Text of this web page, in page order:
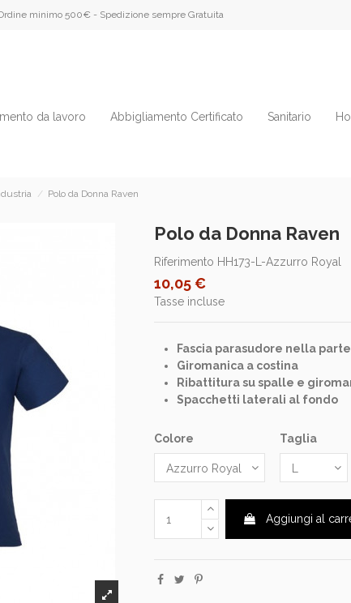
minimo 500€ - Spedizione sempre Gratuita
da lavoro Abbigliamento Certificato Sanitario
Polo da Donna Raven
Polo da Donna Raven
Riferimento HH173-L-Azzurro Royal
10,05 €
Tasse incluse
Fascia parasudore nella
Giromanica a costina
Ribattitura su spalle e
Spacchetti laterali al fondo
Colore Taglia
Aggiungi al